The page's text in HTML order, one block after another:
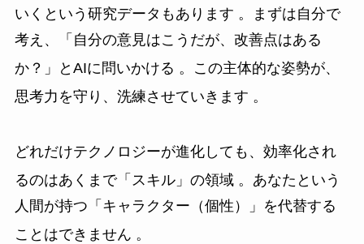
いくという研究データもあります 。まずは自分で
考え、「自分の意見はこうだが、改善点はある
か？」とAIに問いかける 。この主体的な姿勢が、
思考力を守り、洗練させていきます 。
どれだけテクノロジーが進化しても、効率化され
るのはあくまで「スキル」の領域 。あなたという
人間が持つ「キャラクター（個性）」を代替する
ことはできません 。